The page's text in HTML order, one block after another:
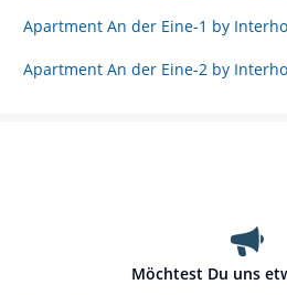
Apartment An der Eine-1 by
Apartment An der Eine-2 by
Möchtest Du uns